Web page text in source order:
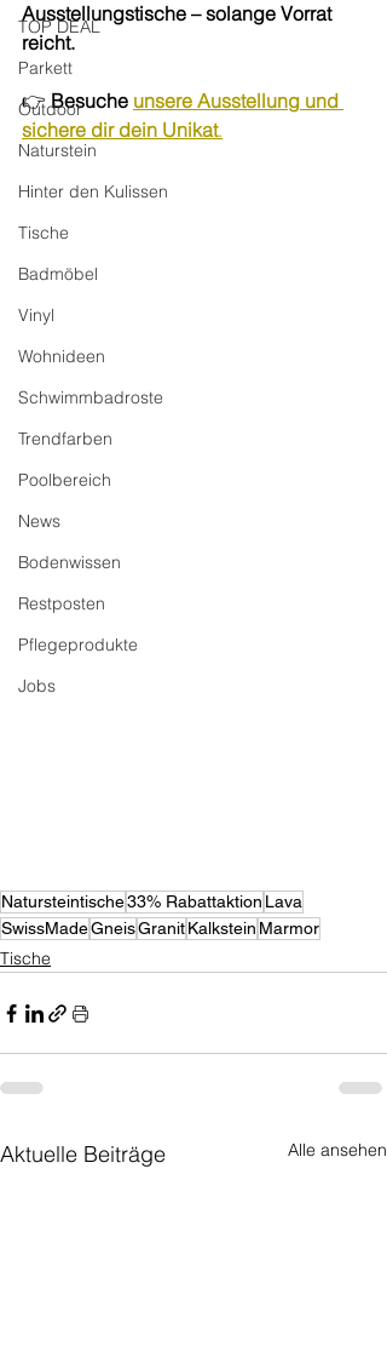
TOP DEAL
Parkett
Outdoor
Naturstein
Hinter den Kulissen
Tische
Badmöbel
Vinyl
Wohnideen
Schwimmbadroste
Trendfarben
Poolbereich
News
Bodenwissen
Restposten
Pflegeprodukte
Jobs
Ausstellungstische – solange Vorrat
reicht.
👉 Besuche unsere Ausstellung und
sichere dir dein Unikat.
Natursteintische33% Rabattaktion Lava
SwissMadeGneisGranitKalkstein Marmor
Tische
Aktuelle Beiträge Alle ansehen